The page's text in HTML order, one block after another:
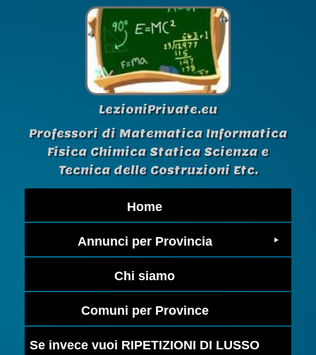
LezioniPrivate.eu
Professori di Matematica Informatica
Fisica Chimica Statica Scienza e
Tecnica delle Costruzioni Etc.
Home
Annunci per Provincia
Chi siamo
Comuni per Province
Se invece vuoi RIPETIZIONI DI LUSSO